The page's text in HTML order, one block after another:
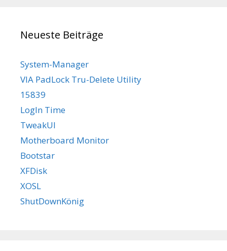
Neueste Beiträge
System-Manager
VIA PadLock Tru-Delete Utility
15839
LogIn Time
TweakUI
Motherboard Monitor
Bootstar
XFDisk
XOSL
ShutDownKönig